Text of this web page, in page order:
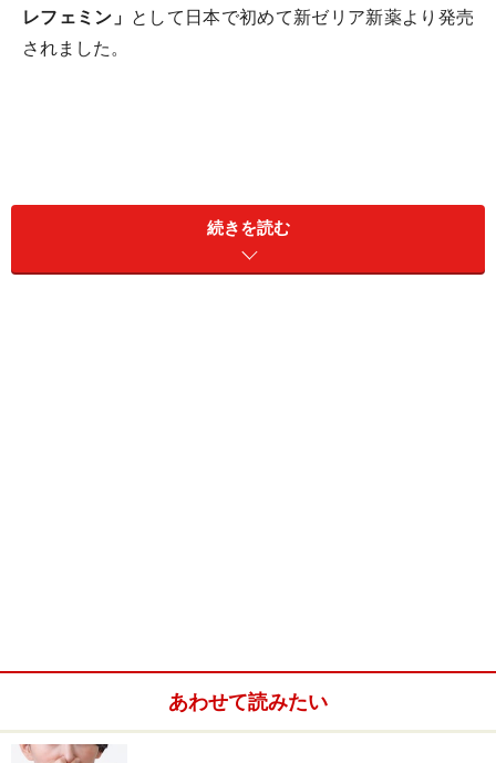
レフェミン」 として日本で初めて新ゼリア新薬より発売
されました。
「プレフェミン」の効能効果、使い方
■月経前の次の諸症状(月経前症候群)
乳房のはり、頭痛、イライラ、怒りっぽい、気分変調
続きを読む
あわせて読みたい